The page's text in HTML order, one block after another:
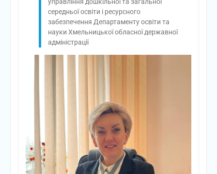
середньої освіти і ресурсного
забезпечення Департаменту освіти та
науки Хмельницької обласної державної
адміністрації